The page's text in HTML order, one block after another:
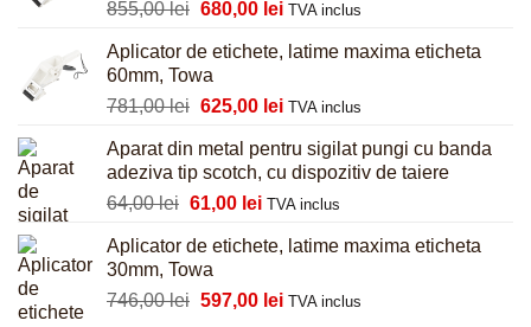
855,00lei Prețul
a
fost:
855,00 lei.
680,00 leiPrețul
este:
TVA inclus
Aplicator de etichete, latime maxima eticheta
60mm, Towa
781,00lei Prețul
a
fost:
781,00 lei.
625,00 leiPrețul
este:
625,00 lei.
TVA inclus
Aparat din metal pentru sigilat pungi cu banda
adeziva tip scotch, cu dispozitiv de taiere
64,00lei Prețul
a
fost:
64,00 lei.
61,00 leiPrețul
este:
TVA inclus
Aplicator de etichete, latime maxima eticheta
30mm, Towa
746,00lei Prețul
597,00 leiPrețul
TVA inclus